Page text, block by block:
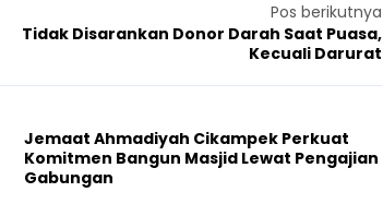
Pos berikutnya
Tidak Disarankan Donor Darah Saat Puasa,
Kecuali Darurat
Jemaat Ahmadiyah Cikampek Perkuat
Komitmen Bangun Masjid Lewat Pengajian
Gabungan